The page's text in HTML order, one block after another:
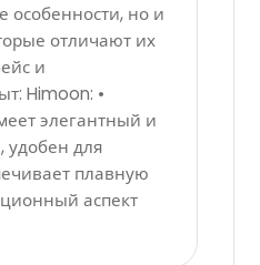
особенности, но и
отличают их
и
Himoon: •
элегантный и
удобен для
плавную
аспект